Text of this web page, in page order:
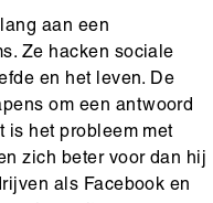
aan een
Ze hacken sociale
en het leven. De
om een antwoord
is het probleem met
zich beter voor dan hij
als Facebook en